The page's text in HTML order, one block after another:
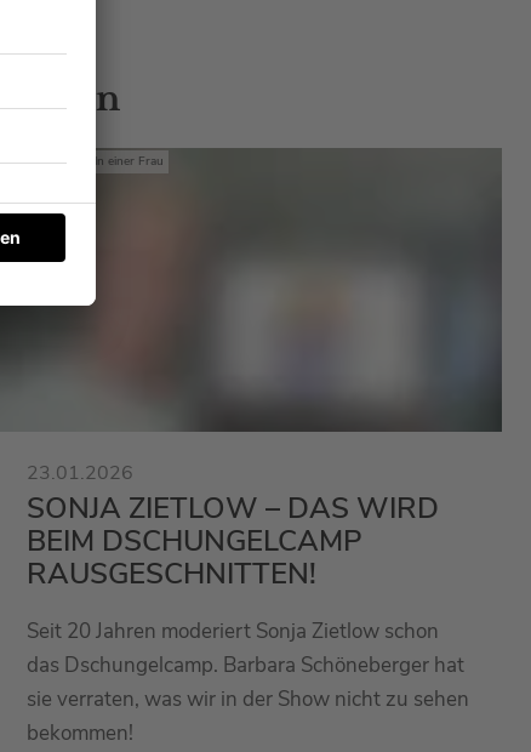
Mit den Waffeln einer Frau
23.01.2026
SONJA ZIETLOW – DAS WIRD
BEIM DSCHUNGELCAMP
RAUSGESCHNITTEN!
Seit 20 Jahren moderiert Sonja Zietlow schon
das Dschungelcamp. Barbara Schöneberger hat
sie verraten, was wir in der Show nicht zu sehen
bekommen!